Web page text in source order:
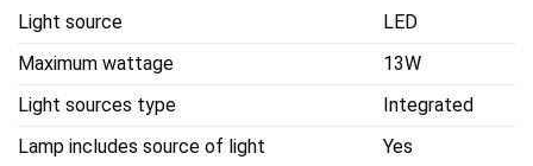
Light source
LED
Maximum wattage
13W
Light sources type
Integrated
Lamp includes source of light
Yes